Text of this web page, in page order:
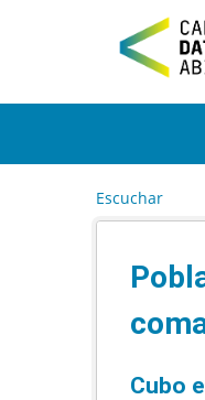
t
Escuchar
Cubo